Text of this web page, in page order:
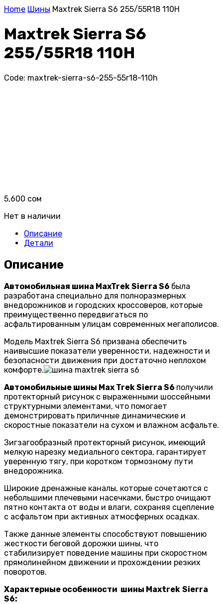
Home Шины Maxtrek Sierra S6 255/55R18 110H
Maxtrek Sierra S6
255/55R18 110H
Code: maxtrek-sierra-s6-255-55r18-110h
5,600 сом
Нет в наличии
Описание
Детали
Описание
Автомобильная шина MaxTrek Sierra S6 была
разработана специально для полноразмерных
внедорожников и городских кроссоверов, которые
преимущественно передвигаться по
асфальтированным улицам современных мегаполисов.
Модель Maxtrek Sierra S6 призвана обеспечить
наивысшие показатели уверенности, надежности и
безопасности движения при достаточно неплохом
комфорте.
Автомобильные шины Max Trek Sierra S6 получили
протекторный рисунок с выраженными шоссейными
структурными элементами, что помогает
демонстрировать приличные динамические и
скоростные показатели на сухом и влажном асфальте.
Зигзагообразный протекторный рисунок, имеющий
мелкую нарезку медиального сектора, гарантирует
уверенную тягу, при коротком тормозному пути
внедорожника.
Широкие дренажные каналы, которые сочетаются с
небольшими плечевыми насечками, быстро очищают
пятно контакта от воды и влаги, сохраняя сцепление
с асфальтом при активных атмосферных осадках.
Также данные элементы способствуют повышению
жесткости беговой дорожки шины, что
стабилизирует поведение машины при скоростном
прямолинейном движении и прохождении резких
поворотов.
Характерные особенности шины Maxtrek Sierra
S6: